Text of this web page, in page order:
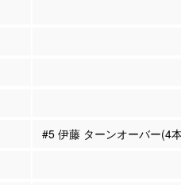
#5 伊藤 ターンオーバー(4